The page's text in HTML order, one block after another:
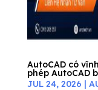
AutoCAD có
phép AutoCAD
JUL 24, 2026 |